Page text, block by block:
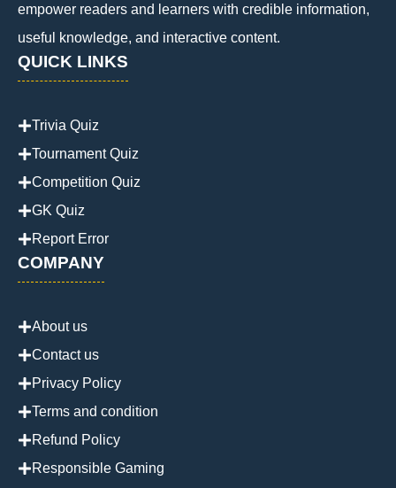
empower readers and learners with credible information,
useful knowledge, and interactive content.
QUICK LINKS
Trivia Quiz
Tournament Quiz
Competition Quiz
GK Quiz
Report Error
COMPANY
About us
Contact us
Privacy Policy
Terms and condition
Refund Policy
Responsible Gaming